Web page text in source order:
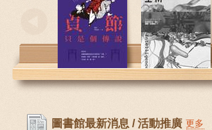
圖書館最新消息 / 活動推廣 更多